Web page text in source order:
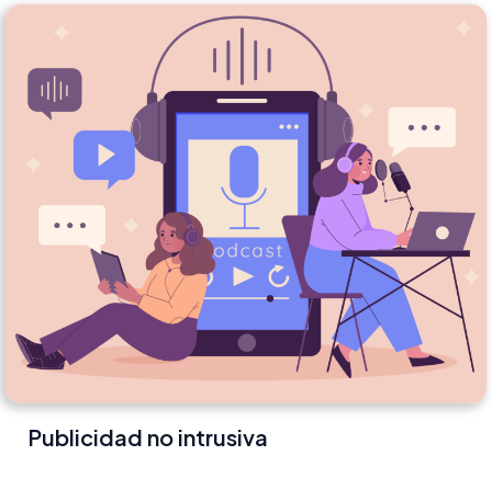
Publicidad no intrusiva